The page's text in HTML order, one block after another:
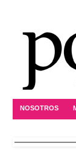
NOSOTROS